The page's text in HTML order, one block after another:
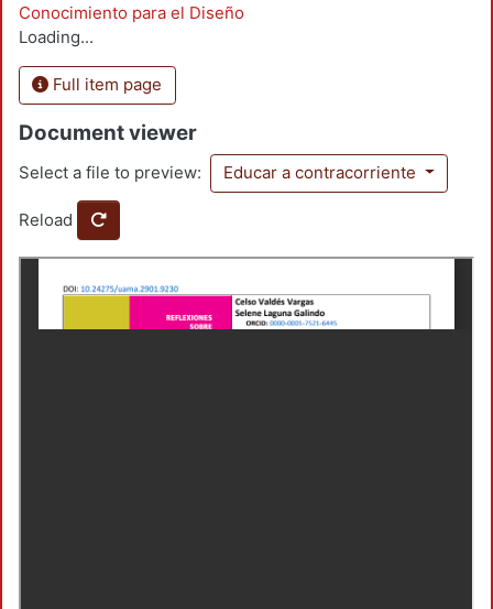
Conocimiento para el Diseño
Loading...
Full item page
Document viewer
Select a file to preview: Educar a contracorriente
Reload